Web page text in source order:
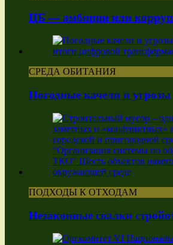
ЦБ — амбиции или
СРЕДА ОБИТАНИЯ
Погодные качели и угрозы
ПОДХОДЫ К ОТХОДАМ
Незаконные свалки